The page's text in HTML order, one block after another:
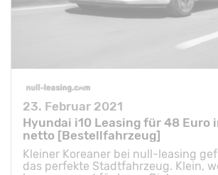
23. Februar 2021
Hyundai i10 Leasing für 48 Euro
netto [Bestellfahrzeug]
Kleiner Koreaner bei null-leasing
das perfekte Stadtfahrzeug. Klein,